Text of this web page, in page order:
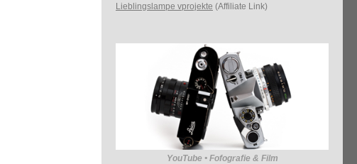
Lieblingslampe vprojekte (Affiliate Link)
YouTube • Fofografie & Film